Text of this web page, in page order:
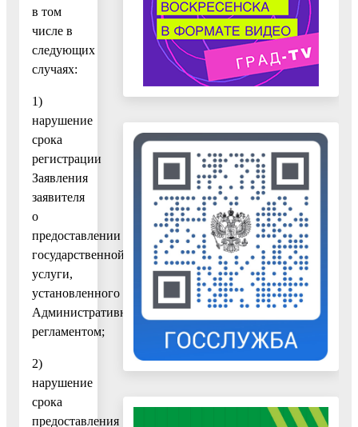
в том
числе в
следующих
случаях:
1)
нарушение
срока
регистрации
Заявления
заявителя
о
предоставлении
государственной
услуги,
установленного
Административным
регламентом;
2)
нарушение
срока
предоставления